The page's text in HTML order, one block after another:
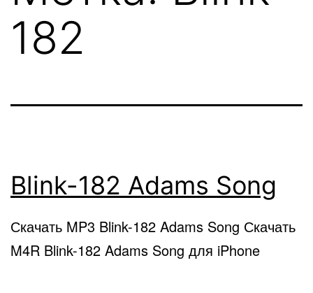
182
Blink-182 Adams Song
Скачать MP3 Blink-182 Adams Song Скачать
M4R Blink-182 Adams Song для iPhone